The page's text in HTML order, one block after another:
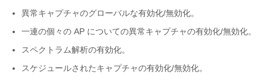
異常キャプチャのグローバルな有効化/無効化。
一連の個々の AP についての異常キャプチャの有効化/無効化。
スペクトラム解析の有効化。
スケジュールされたキャプチャの有効化/無効化。